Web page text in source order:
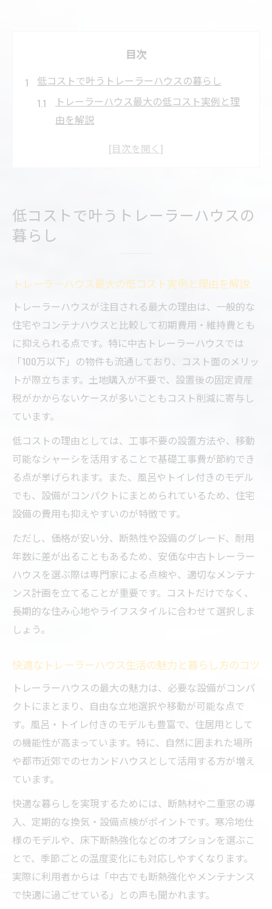
目次
低コストで叶うトレーラーハウスの暮らし
トレーラーハウス最大の低コスト実例と理
由を解説
初期費用を抑えたトレーラーハウス導入の
ポイント解説
トレーラーハウスで快適な風呂トイレ生活
を実現する方法
水回り設備が充実したトレーラーハウスの
メリットとは
風呂トイレ付きトレーラーハウスの選び方
トレーラーハウスで実感できる居住性と快
適空間の工夫
中古トレーラーハウスの水回りチェックポ
イントを紹介
耐用年数で比較するトレーラーハウスと他選択
トレーラーハウスの耐用年数と耐久性を徹
底解説
コンテナハウスと比較したトレーラーハウ
スの寿命の違い
中古トレーラーハウスの耐用年数を見極め
るチェック法
選択肢別トレーラーハウスの耐久性とコス
ト比較
中古トレーラーハウスの見極め方と注意点
中古トレーラーハウスを見極める重要な確
トレーラーハウス中古購入で失敗しない選
び方のコツ
シャーシ部分の劣化や修繕歴を正しくチェ
ックする方法
トレーラーハウス中古物件で注意すべき耐
久性と設備
低コストで叶うトレーラーハウスの
暮らし
トレーラーハウス最大の低コスト実例と理由を解説
トレーラーハウスが注目される最大の理由は、一般的な
住宅やコンテナハウスと比較して初期費用・維持費とも
に抑えられる点です。特に中古トレーラーハウスでは
「100万以下」の物件も流通しており、コスト面のメリッ
トが際立ちます。土地購入が不要で、設置後の固定資産
税がかからないケースが多いこともコスト削減に寄与し
ています。
低コストの理由としては、工事不要の設置方法や、移動
可能なシャーシを活用することで基礎工事費が節約でき
る点が挙げられます。また、風呂やトイレ付きのモデル
でも、設備がコンパクトにまとめられているため、住宅
設備の費用も抑えやすいのが特徴です。
ただし、価格が安い分、断熱性や設備のグレード、耐用
年数に差が出ることもあるため、安価な中古トレーラー
ハウスを選ぶ際は専門家による点検や、適切なメンテナ
ンス計画を立てることが重要です。コストだけでなく、
長期的な住み心地やライフスタイルに合わせて選択しま
しょう。
快適なトレーラーハウス生活の魅力と暮らし方のコツ
トレーラーハウスの最大の魅力は、必要な設備がコンパ
クトにまとまり、自由な立地選択や移動が可能な点で
す。風呂・トイレ付きのモデルも豊富で、住居用として
の機能性が高まっています。特に、自然に囲まれた場所
や都市近郊でのセカンドハウスとして活用する方が増え
ています。
快適な暮らしを実現するためには、断熱材や二重窓の導
入、定期的な換気・設備点検がポイントです。寒冷地仕
様のモデルや、床下断熱強化などのオプションを選ぶこ
とで、季節ごとの温度変化にも対応しやすくなります。
実際に利用者からは「中古でも断熱強化やメンテナンス
で快適に過ごせている」との声も聞かれます。